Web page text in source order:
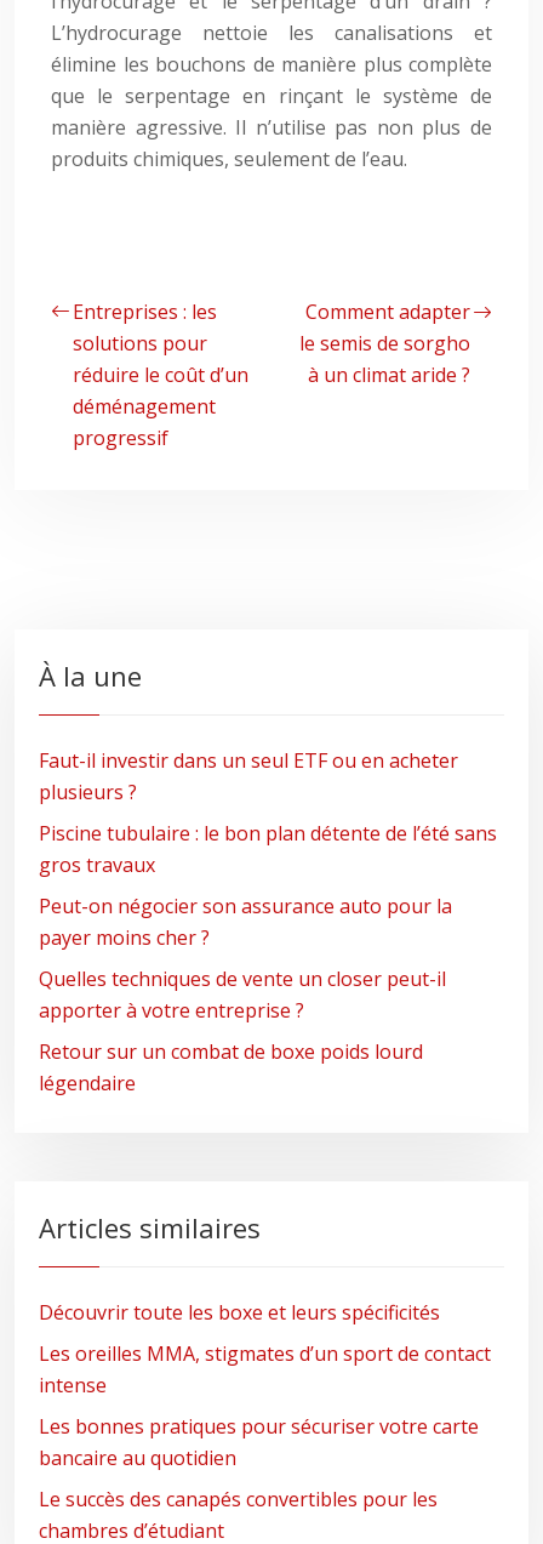
L’hydrocurage nettoie les canalisations et
élimine les bouchons de manière plus complète
que le serpentage en rinçant le système de
manière agressive. Il n’utilise pas non plus de
produits chimiques, seulement de l’eau.
Entreprises : les
solutions pour
réduire le coût d’un
déménagement
progressif
Comment adapter
le semis de sorgho
à un climat aride ?
À la une
Faut-il investir dans un seul ETF ou en acheter
plusieurs ?
Piscine tubulaire : le bon plan détente de l’été sans
gros travaux
Peut-on négocier son assurance auto pour la
payer moins cher ?
Quelles techniques de vente un closer peut-il
apporter à votre entreprise ?
Retour sur un combat de boxe poids lourd
légendaire
Articles similaires
Découvrir toute les boxe et leurs spécificités
Les oreilles MMA, stigmates d’un sport de contact
intense
Les bonnes pratiques pour sécuriser votre carte
bancaire au quotidien
Le succès des canapés convertibles pour les
chambres d’étudiant